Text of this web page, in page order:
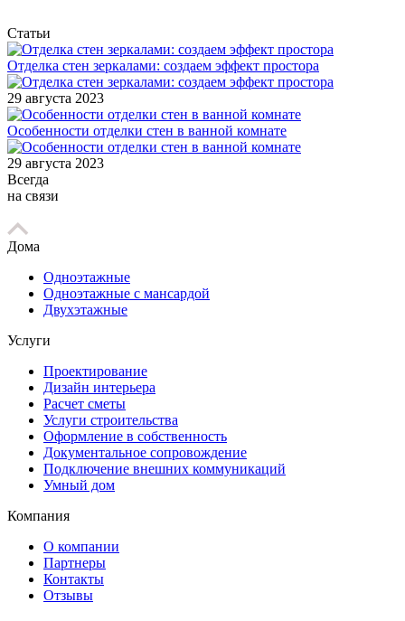
Статьи
Отделка стен зеркалами: создаем эффект простора
29 августа 2023
Особенности отделки стен в ванной комнате
29 августа 2023
Всегда
на связи
Дома
Одноэтажные
Одноэтажные с мансардой
Двухэтажные
Услуги
Проектирование
Дизайн интерьера
Расчет сметы
Услуги строительства
Оформление в собственность
Документальное сопровождение
Подключение внешних коммуникаций
Умный дом
Компания
О компании
Партнеры
Контакты
Отзывы